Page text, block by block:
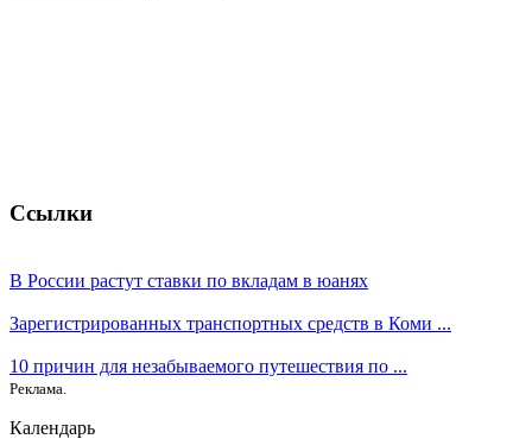
Ссылки
В России растут ставки по вкладам в юанях
Зарегистрированных транспортных средств в Коми ...
10 причин для незабываемого путешествия по ...
Реклама.
Календарь